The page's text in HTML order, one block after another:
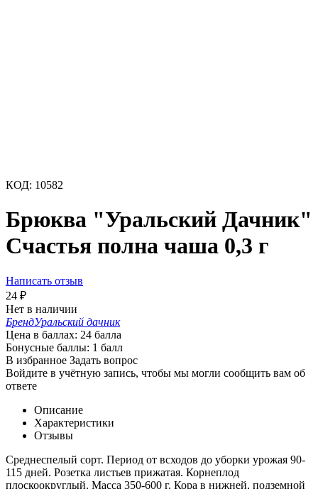
КОД: 10582
Брюква "Уральский Дачник"
Счастья полна чаша 0,3 г
Написать отзыв
24 ₽
Нет в наличии
БрендУральский дачник
Цена в баллах: 24 балла
Бонусные баллы: 1 балл
В избранное Задать вопрос
Войдите в учётную запись, чтобы мы могли сообщить вам об
ответе
Описание
Характеристики
Отзывы
Среднеспелый сорт. Период от всходов до уборки урожая 90-
115 дней. Розетка листьев прижатая. Корнеплод
плоскоокруглый. Масса 350-600 г. Кора в нижней, подземной